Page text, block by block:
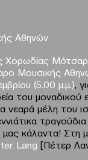
Αθηνών
Χορωδίας
Μουσικής
(5.00 μ.μ.) ,
του μοναδικού
νεαρά μέλη του
κάλαντα! Στη
Lang [Πέτερ